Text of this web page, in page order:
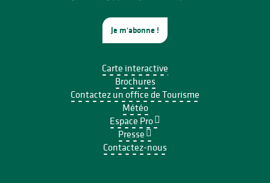
Je m'abonne !
Carte interactive
Brochures
Contactez un office de Tourisme
Météo
Espace Pro
Presse
Contactez-nous